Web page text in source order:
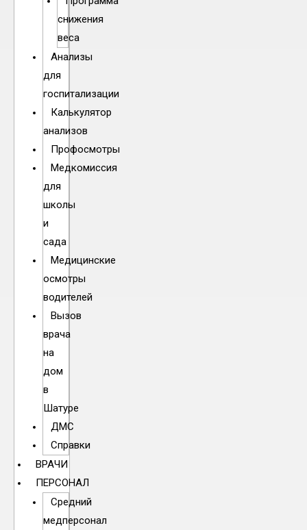
снижения
веса
Анализы
для
госпитализации
Калькулятор
анализов
Профосмотры
Медкомиссия
для
школы
и
сада
Медицинские
осмотры
водителей
Вызов
врача
на
дом
в
Шатуре
ДМС
Справки
ВРАЧИ
ПЕРСОНАЛ
Средний
медперсонал